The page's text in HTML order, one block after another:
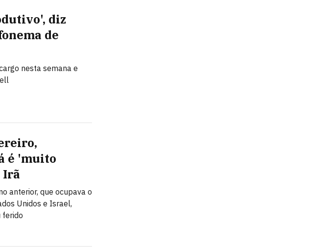
diz
de
nesta semana e
é 'muito
Irã
anterior, que ocupava o
Unidos e Israel,
ferido